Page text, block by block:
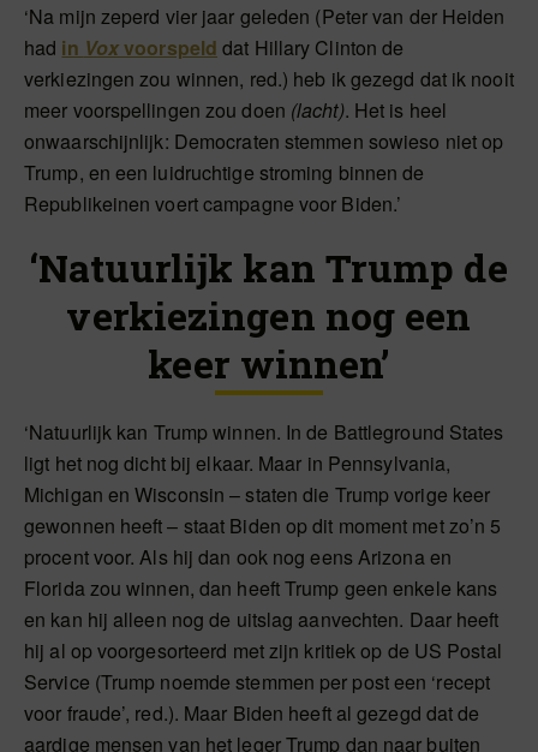
‘Na mijn zeperd vier jaar geleden (Peter van der Heiden
had in Voxvoorspeld dat Hillary Clinton de
verkiezingen zou winnen, red.) heb ik gezegd dat ik nooit
meer voorspellingen zou doen (lacht). Het is heel
onwaarschijnlijk: Democraten stemmen sowieso niet op
Trump, en een luidruchtige stroming binnen de
Republikeinen voert campagne voor Biden.’
‘Natuurlijk kan Trump de
verkiezingen nog een
keer winnen’
‘Natuurlijk kan Trump winnen. In de Battleground States
ligt het nog dicht bij elkaar. Maar in Pennsylvania,
Michigan en Wisconsin – staten die Trump vorige keer
gewonnen heeft – staat Biden op dit moment met zo’n 5
procent voor. Als hij dan ook nog eens Arizona en
Florida zou winnen, dan heeft Trump geen enkele kans
en kan hij alleen nog de uitslag aanvechten. Daar heeft
hij al op voorgesorteerd met zijn kritiek op de US Postal
Service (Trump noemde stemmen per post een ‘recept
voor fraude’, red.). Maar Biden heeft al gezegd dat de
aardige mensen van het leger Trump dan naar buiten